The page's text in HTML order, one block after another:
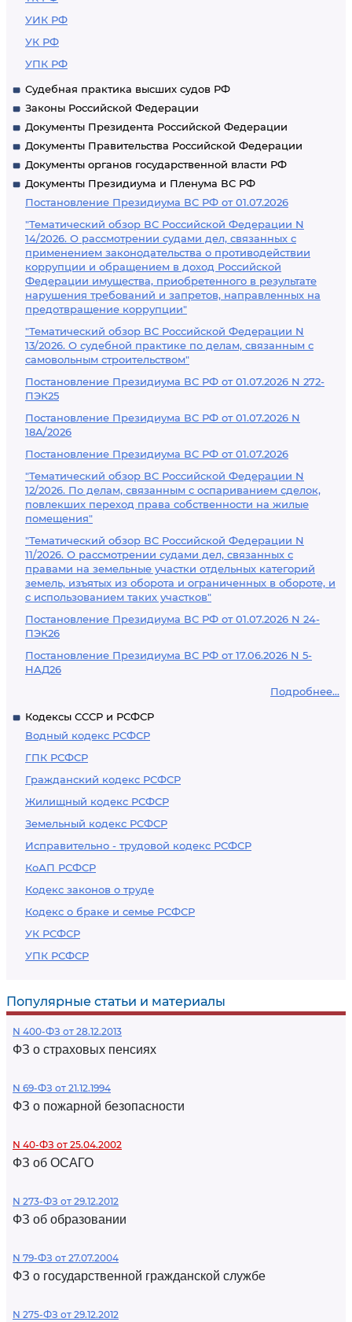
УИК РФ
УК РФ
УПК РФ
Судебная практика высших судов РФ
Законы Российской Федерации
Документы Президента Российской Федерации
Документы Правительства Российской Федерации
Документы органов государственной власти РФ
Документы Президиума и Пленума ВС РФ
Постановление Президиума ВС РФ от 01.07.2026
"Тематический обзор ВС Российской Федерации N
14/2026. О рассмотрении судами дел, связанных с
применением законодательства о противодействии
коррупции и обращением в доход Российской
Федерации имущества, приобретенного в результате
нарушения требований и запретов, направленных на
предотвращение коррупции"
"Тематический обзор ВС Российской Федерации N
13/2026. О судебной практике по делам, связанным с
самовольным строительством"
Постановление Президиума ВС РФ от 01.07.2026 N 272-
ПЭК25
Постановление Президиума ВС РФ от 01.07.2026 N
18А/2026
Постановление Президиума ВС РФ от 01.07.2026
"Тематический обзор ВС Российской Федерации N
12/2026. По делам, связанным с оспариванием сделок,
повлекших переход права собственности на жилые
помещения"
"Тематический обзор ВС Российской Федерации N
11/2026. О рассмотрении судами дел, связанных с
правами на земельные участки отдельных категорий
земель, изъятых из оборота и ограниченных в обороте, и
с использованием таких участков"
Постановление Президиума ВС РФ от 01.07.2026 N 24-
ПЭК26
Постановление Президиума ВС РФ от 17.06.2026 N 5-
НАД26
Подробнее...
Кодексы СССР и РСФСР
Водный кодекс РСФСР
ГПК РСФСР
Гражданский кодекс РСФСР
Жилищный кодекс РСФСР
Земельный кодекс РСФСР
Исправительно - трудовой кодекс РСФСР
КоАП РСФСР
Кодекс законов о труде
Кодекс о браке и семье РСФСР
УК РСФСР
УПК РСФСР
Популярные статьи и материалы
N 400-ФЗ от 28.12.2013
ФЗ о страховых пенсиях
N 69-ФЗ от 21.12.1994
ФЗ о пожарной безопасности
N 40-ФЗ от 25.04.2002
ФЗ об ОСАГО
N 273-ФЗ от 29.12.2012
ФЗ об образовании
N 79-ФЗ от 27.07.2004
ФЗ о государственной гражданской службе
N 275-ФЗ от 29.12.2012